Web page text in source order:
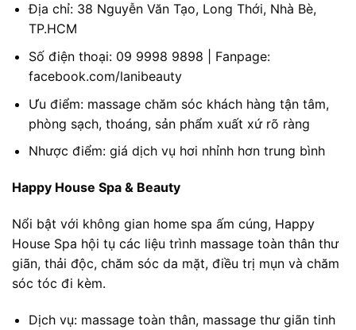
Địa chỉ: 38 Nguyễn Văn Tạo, Long Thới, Nhà Bè,
TP.HCM
Số điện thoại: 09 9998 9898 | Fanpage:
facebook.com/lanibeauty
Ưu điểm: massage chăm sóc khách hàng tận tâm,
phòng sạch, thoáng, sản phẩm xuất xứ rõ ràng
Nhược điểm: giá dịch vụ hơi nhỉnh hơn trung bình
Happy House Spa & Beauty
Nổi bật với không gian home spa ấm cúng, Happy
House Spa hội tụ các liệu trình massage toàn thân thư
giãn, thải độc, chăm sóc da mặt, điều trị mụn và chăm
sóc tóc đi kèm.
Dịch vụ: massage toàn thân, massage thư giãn tinh